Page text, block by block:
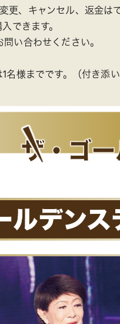
、キャンセル、返金は
できます。
問い合わせください。
様までです。（付き添
ザ・ゴ